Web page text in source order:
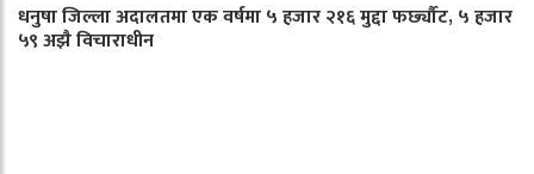
धनुषा जिल्ला अदालतमा एक वर्षमा ५ हजार २१६ मुद्दा फर्छ्यौट, ५ हजार
५९ अझै विचाराधीन